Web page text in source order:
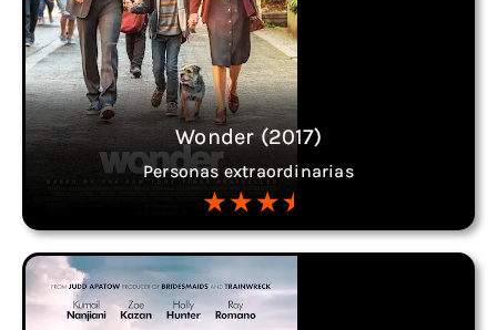
Wonder (2017)
Personas extraordinarias